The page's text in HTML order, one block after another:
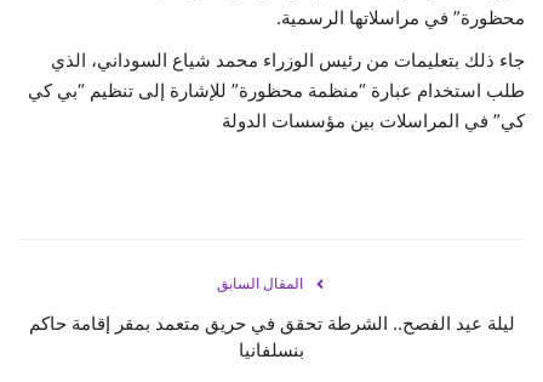
محظورة” في مراسلاتها الرسمية.
جاء ذلك بتعليمات من رئيس الوزراء محمد شياع السوداني، الذي
طلب استخدام عبارة “منظمة محظورة” للإشارة إلى تنظيم “بي كي
كي” في المراسلات بين مؤسسات الدولة
المقال السابق
ليلة عيد الفصح.. الشرطة تحقق في حريق متعمد بمقر إقامة حاكم
بنسلفانيا